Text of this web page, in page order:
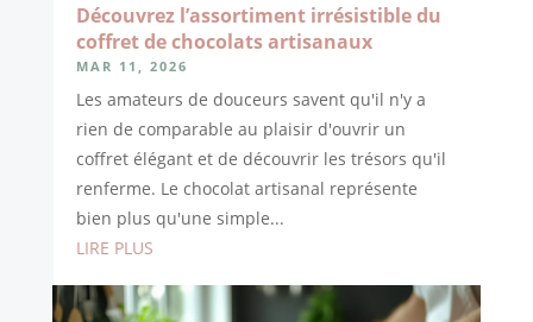
Découvrez l’assortiment irrésistible du
coffret de chocolats artisanaux
MAR 11, 2026
Les amateurs de douceurs savent qu'il n'y a
rien de comparable au plaisir d'ouvrir un
coffret élégant et de découvrir les trésors qu'il
renferme. Le chocolat artisanal représente
bien plus qu'une simple...
LIRE PLUS